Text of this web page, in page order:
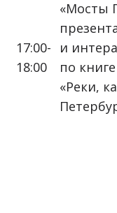
17:00-
18:00
«Мосты
и
по
«Реки,